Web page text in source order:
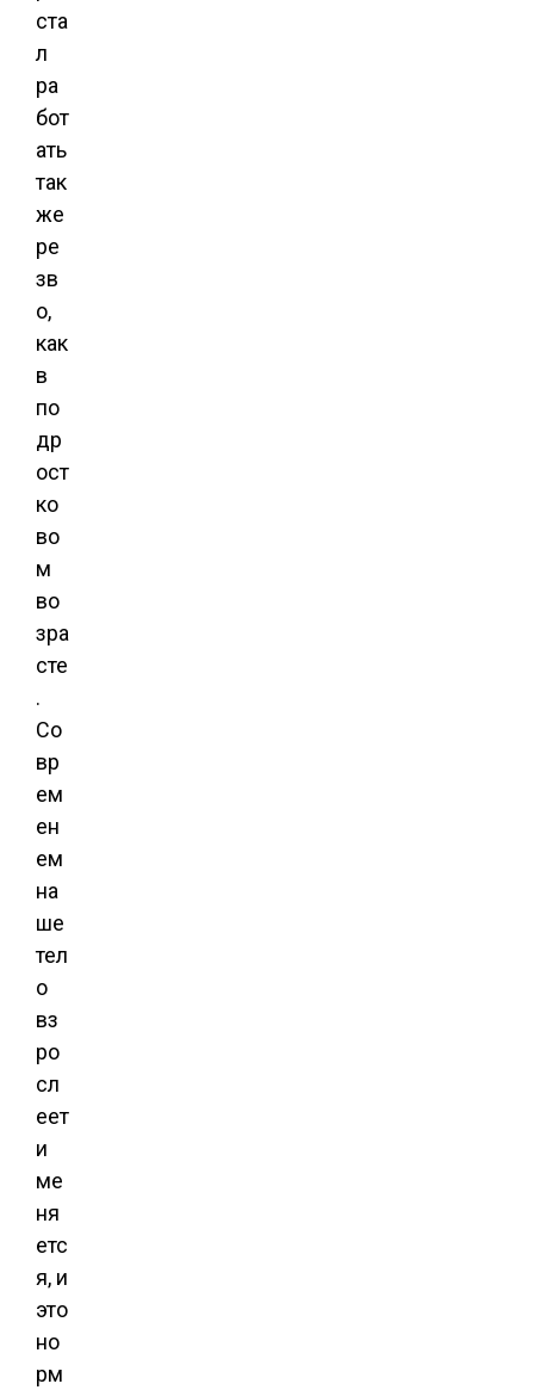
ста
л
ра
бот
ать
так
же
ре
зв
о,
как
в
по
др
ост
ко
во
м
во
зра
сте
.
Со
вр
ем
ен
ем
на
ше
тел
о
вз
ро
сл
еет
и
ме
ня
етс
я, и
это
но
рм